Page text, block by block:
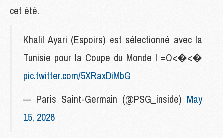
cet été.
Khalil Ayari (Espoirs) est sélectionné avec la
Tunisie pour la Coupe du Monde ! =O<�<�
pic.twitter.com/5XRaxDiMbG
— Paris Saint-Germain (@PSG_inside) May
15, 2026